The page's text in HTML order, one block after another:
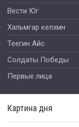
Вести Юг
Хальмгар келхмн
Теегин Айс
Солдаты Победы
Первые лица
Картина дня